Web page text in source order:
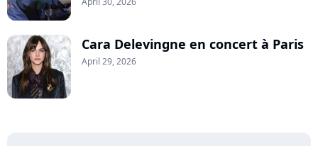
Cara Delevingne en concert à Paris
April 29, 2026